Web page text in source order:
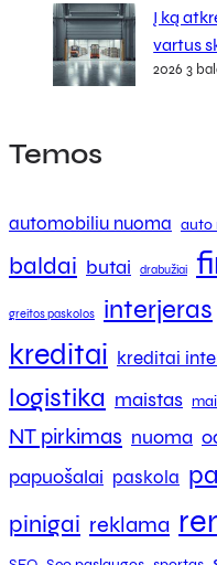
Į ką
vartus
2026 3
Temos
automobiliu nuoma auto
baldai butai drabužiai
greitos paskolos interjeras
kreditai kreditai
logistika maistas
NT pirkimas nuoma
papuošalai paskola
pinigai reklama